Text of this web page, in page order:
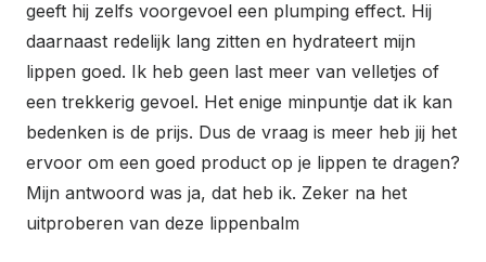
geeft hij zelfs voorgevoel een plumping effect. Hij
daarnaast redelijk lang zitten en hydrateert mijn
lippen goed. Ik heb geen last meer van velletjes of
een trekkerig gevoel. Het enige minpuntje dat ik kan
bedenken is de prijs. Dus de vraag is meer heb jij het
ervoor om een goed product op je lippen te dragen?
Mijn antwoord was ja, dat heb ik. Zeker na het
uitproberen van deze lippenbalm